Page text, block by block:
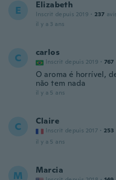
E Elizabeth
Inscrit depuis 2019 · 237
il y a 3 ans
C carlos
Inscrit depuis 2019 · 767
O aroma é horrível,
não tem nada
il y a 5 ans
C Claire
Inscrit depuis 2017 · 253
il y a 5 ans
M Marcia